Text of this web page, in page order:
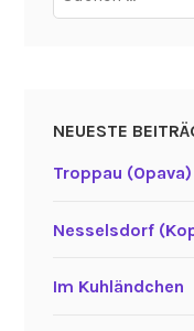
nach:
NEUESTE
Troppau (Opava)
Nesselsdorf
Im Kuhländchen